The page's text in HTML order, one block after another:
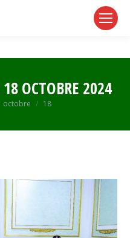
18 OCTOBRE 2024
octobre 18